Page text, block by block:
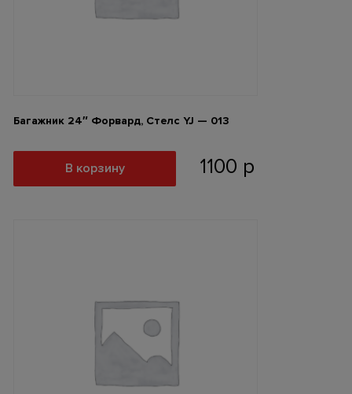
Багажник 24″ Форвард, Стелс YJ — 013
1100 р
В корзину